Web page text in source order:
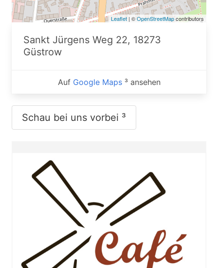
Leaflet | ©OpenStreetMapcontributors
Sankt Jürgens Weg 22, 18273
Güstrow
Auf Google Maps³ ansehen
Schau bei uns vorbei ³